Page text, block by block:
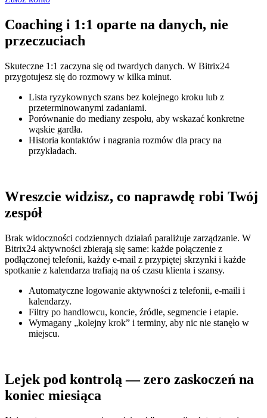
Coaching i 1:1 oparte na danych, nie
przeczuciach
Skuteczne 1:1 zaczyna się od twardych danych. W Bitrix24
przygotujesz się do rozmowy w kilka minut.
Lista ryzykownych szans bez kolejnego kroku lub z
przeterminowanymi zadaniami.
Porównanie do mediany zespołu, aby wskazać konkretne
wąskie gardła.
Historia kontaktów i nagrania rozmów dla pracy na
przykładach.
Wreszcie widzisz, co naprawdę robi Twój
zespół
Brak widoczności codziennych działań paraliżuje zarządzanie. W
Bitrix24 aktywności zbierają się same: każde połączenie z
podłączonej telefonii, każdy e‑mail z przypiętej skrzynki i każde
spotkanie z kalendarza trafiają na oś czasu klienta i szansy.
Automatyczne logowanie aktywności z telefonii, e‑maili i
kalendarzy.
Filtry po handlowcu, koncie, źródle, segmencie i etapie.
Wymagany „kolejny krok” i terminy, aby nic nie stanęło w
miejscu.
Lejek pod kontrolą — zero zaskoczeń na
koniec miesiąca